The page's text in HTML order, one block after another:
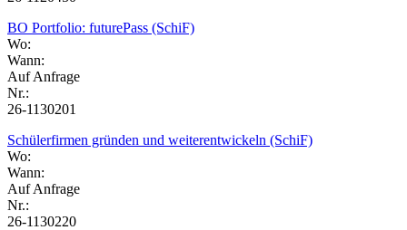
BO Portfolio: futurePass (SchiF)
Wo:
Wann:
Auf Anfrage
Nr.:
26-1130201
Schülerfirmen gründen und weiterentwickeln (SchiF)
Wo:
Wann:
Auf Anfrage
Nr.:
26-1130220